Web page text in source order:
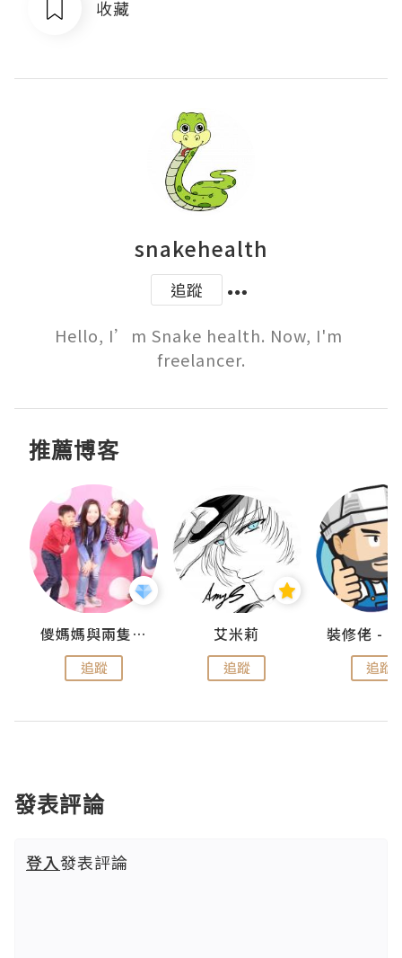
收藏
snakehealth
追蹤
Hello, I’m Snake health. Now, I'm
freelancer.
推薦博客
儍媽媽與兩隻小魔怪之家
追蹤
艾米莉
追蹤 追蹤
發表評論
登入發表評論